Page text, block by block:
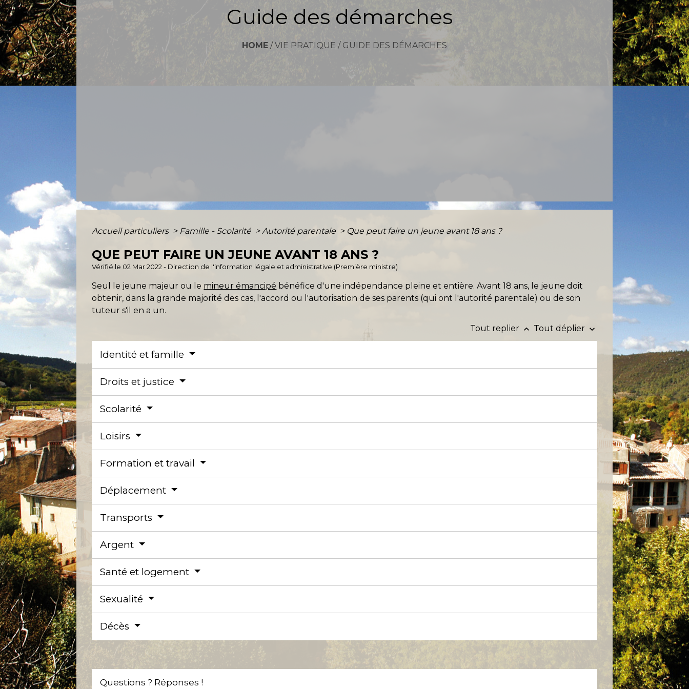
Guide des démarches
HOME /VIE PRATIQUE / GUIDE DES DÉMARCHES
Accueil particuliers > Famille - Scolarité > Autorité parentale > Que peut faire un jeune avant 18 ans ?
QUE PEUT FAIRE UN JEUNE AVANT 18 ANS ?
Vérifié le 02 Mar 2022 - Direction de l'information légale et administrative (Première ministre)
Seul le jeune majeur ou le mineur émancipé bénéfice d'une indépendance pleine et entière. Avant 18 ans, le jeune doit
obtenir, dans la grande majorité des cas, l'accord ou l'autorisation de ses parents (qui ont l'autorité parentale) ou de son
tuteur s'il en a un.
Tout replier keyboard_arrow_up Tout déplier keyboard_arrow_down
Identité et famille
Droits et justice
Scolarité
Loisirs
Formation et travail
Déplacement
Transports
Argent
Santé et logement
Sexualité
Décès
Questions ? Réponses !